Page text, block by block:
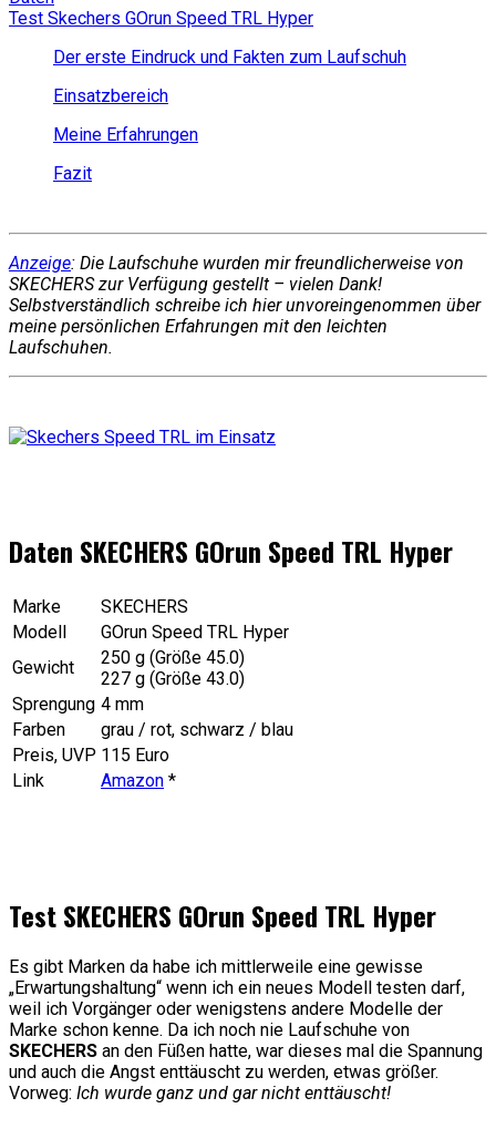
Test Skechers GOrun Speed TRL Hyper
Der erste Eindruck und Fakten zum Laufschuh
Einsatzbereich
Meine Erfahrungen
Fazit
Anzeige: Die Laufschuhe wurden mir freundlicherweise von
SKECHERS zur Verfügung gestellt – vielen Dank!
Selbstverständlich schreibe ich hier unvoreingenommen über
meine persönlichen Erfahrungen mit den leichten
Laufschuhen.
Daten SKECHERS GOrun Speed TRL Hyper
Marke
SKECHERS
Modell
GOrun Speed TRL Hyper
Gewicht
250 g (Größe 45.0)
227 g (Größe 43.0)
Sprengung 4 mm
Farben
grau / rot, schwarz / blau
Preis, UVP 115 Euro
Link
Amazon *
Test SKECHERS GOrun Speed TRL Hyper
Es gibt Marken da habe ich mittlerweile eine gewisse
„Erwartungshaltung“ wenn ich ein neues Modell testen darf,
weil ich Vorgänger oder wenigstens andere Modelle der
Marke schon kenne. Da ich noch nie Laufschuhe von
SKECHERS an den Füßen hatte, war dieses mal die Spannung
und auch die Angst enttäuscht zu werden, etwas größer.
Vorweg: Ich wurde ganz und gar nicht enttäuscht!